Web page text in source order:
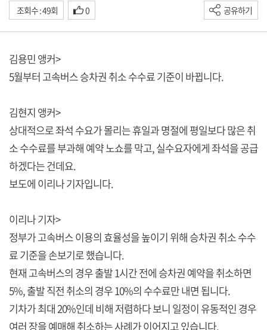
조회수 : 49회 0 공유하기
김용민 앵커>
5월부터 고속버스 승차권 취소 수수료 기준이 바뀝니다.
김현지 앵커>
상대적으로 좌석 수요가 몰리는 휴일과 명절에 평일보다 많은 취
소 수수료를 부과해 예약 노쇼를 막고, 실수요자에게 좌석을 공급
하겠다는 건데요.
보도에 이리나 기자입니다.
이리나 기자>
정부가 고속버스 이용의 효율성을 높이기 위해 승차권 취소 수수
료 기준을 손보기로 했습니다.
현재 고속버스의 경우 출발 1시간 전에 승차권 예약을 취소하면
5%, 출발 직전 취소의 경우 10%의 수수료만 내면 됩니다.
기차가 최대 20%인데 비해 저렴하다 보니 일정이 유동적인 경우
여러 장을 예매해 취소하는 사례가 이어지고 있습니다.